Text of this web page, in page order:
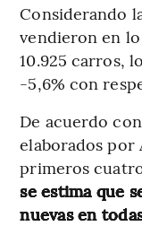
Considerando
vendieron en
10.925 carros,
-5,6% con
De acuerdo
elaborados por
primeros
se estima que
nuevas en